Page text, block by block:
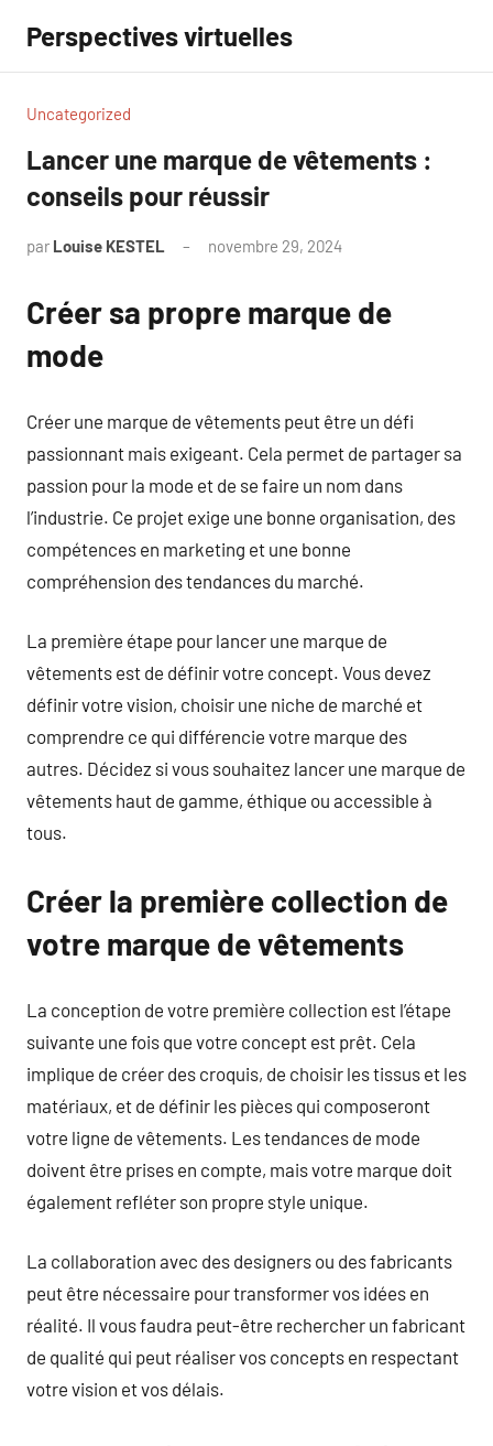
contenu
Perspectives virtuelles
Uncategorized
Lancer une marque de vêtements :
conseils pour réussir
par Louise KESTEL novembre 29, 2024
Créer sa propre marque de
mode
Créer une marque de vêtements peut être un défi
passionnant mais exigeant. Cela permet de partager sa
passion pour la mode et de se faire un nom dans
l’industrie. Ce projet exige une bonne organisation, des
compétences en marketing et une bonne
compréhension des tendances du marché.
La première étape pour lancer une marque de
vêtements est de définir votre concept. Vous devez
définir votre vision, choisir une niche de marché et
comprendre ce qui différencie votre marque des
autres. Décidez si vous souhaitez lancer une marque de
vêtements haut de gamme, éthique ou accessible à
tous.
Créer la première collection de
votre marque de vêtements
La conception de votre première collection est l’étape
suivante une fois que votre concept est prêt. Cela
implique de créer des croquis, de choisir les tissus et les
matériaux, et de définir les pièces qui composeront
votre ligne de vêtements. Les tendances de mode
doivent être prises en compte, mais votre marque doit
également refléter son propre style unique.
La collaboration avec des designers ou des fabricants
peut être nécessaire pour transformer vos idées en
réalité. Il vous faudra peut-être rechercher un fabricant
de qualité qui peut réaliser vos concepts en respectant
votre vision et vos délais.